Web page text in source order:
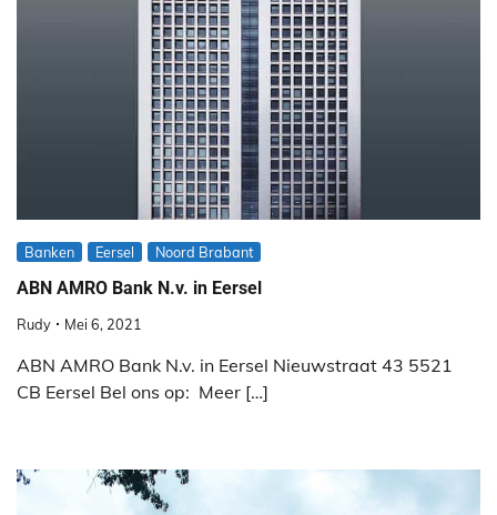
Banken Eersel Noord Brabant
ABN AMRO Bank N.v. in Eersel
Rudy Mei 6, 2021
ABN AMRO Bank N.v. in Eersel Nieuwstraat 43 5521
CB Eersel Bel ons op: Meer […]